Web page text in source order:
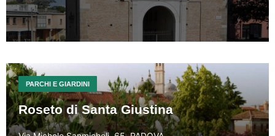
PARCHI E GIARDINI
Roseto di Santa Giustina